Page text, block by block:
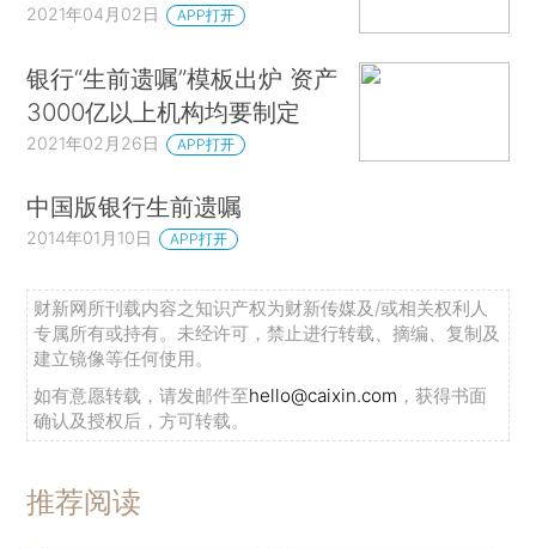
2021年04月02日 APP打开
银行“生前遗嘱”模板出炉 资产
3000亿以上机构均要制定
2021年02月26日 APP打开
中国版银行生前遗嘱
2014年01月10日 APP打开
财新网所刊载内容之知识产权为财新传媒及/或相关权利人
专属所有或持有。未经许可，禁止进行转载、摘编、复制及
建立镜像等任何使用。
如有意愿转载，请发邮件至hello@caixin.com ，获得书面
确认及授权后，方可转载。
推荐阅读